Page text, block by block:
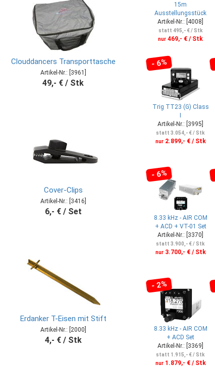
Clouddancers Transporttasche
Artikel-Nr.: [3961]
49,- € / Stk
Cover-Clips
Artikel-Nr.: [3416]
6,- € / Set
Erdanker T-Eisen mit Stift
Artikel-Nr.: [2000]
4,- € / Stk
15m
Ausstellungsstück
Artikel-Nr.: [4008]
statt 495,- € / Stk
nur 469,- € / Stk
- 6%
Trig TT23 (G) Class
I
Artikel-Nr.: [3995]
statt 3.054,- € / Stk
nur2.899,- € / Stk
- 6%
8.33 kHz - AIR COM
+ ACD + VT-01 Set
Artikel-Nr.: [3370]
statt 3.900,- € / Stk
nur3.700,- € / Stk
- 2%
8.33 kHz - AIR COM
+ ACD Set
Artikel-Nr.: [3369]
statt 1.915,- € / Stk
nur1.879,- € / Stk